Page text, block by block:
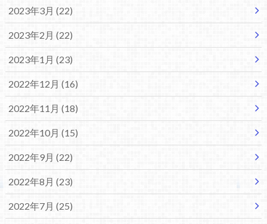
2023年3月 (22)
2023年2月 (22)
2023年1月 (23)
2022年12月 (16)
2022年11月 (18)
2022年10月 (15)
2022年9月 (22)
2022年8月 (23)
2022年7月 (25)